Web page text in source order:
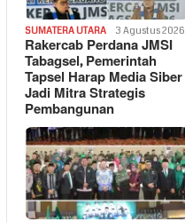
SUMATERA UTARA 3 Agustus 2026
Rakercab Perdana JMSI
Tabagsel, Pemerintah
Tapsel Harap Media Siber
Jadi Mitra Strategis
Pembangunan